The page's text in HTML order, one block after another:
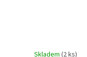
Skladem (2 ks)